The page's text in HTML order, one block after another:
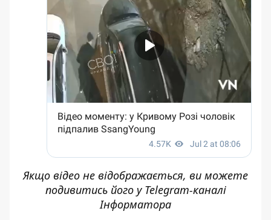
Якщо відео не відображається, ви можете
подивитись його у Telegram-каналі
Інформатора